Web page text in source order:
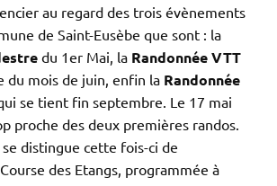
au regard des trois évènements
de Saint-Eusèbe que sont : la
du 1er Mai, la Randonnée VTT
du mois de juin, enfin la Randonnée
se tient fin septembre. Le 17 mai
proche des deux premières randos.
distingue cette fois-ci de
des Etangs, programmée à